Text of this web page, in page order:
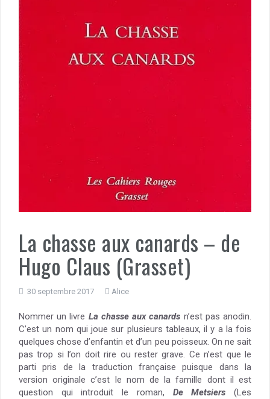
La chasse aux canards – de
Hugo Claus (Grasset)
30 septembre 2017 Alice
Nommer un livre La chasse aux canards n’est pas anodin.
C’est un nom qui joue sur plusieurs tableaux, il y a la fois
quelques chose d’enfantin et d’un peu poisseux. On ne sait
pas trop si l’on doit rire ou rester grave. Ce n’est que le
parti pris de la traduction française puisque dans la
version originale c’est le nom de la famille dont il est
question qui introduit le roman, De Metsiers(Les